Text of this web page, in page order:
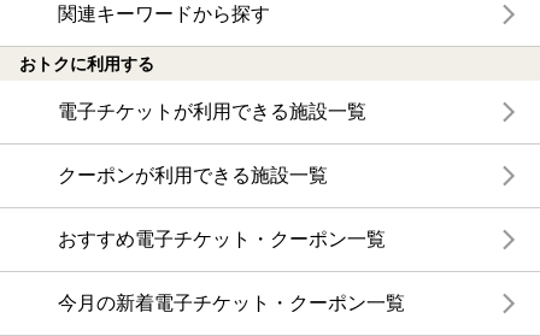
関連キーワードから探す
おトクに利用する
電子チケットが利用できる施設一覧
クーポンが利用できる施設一覧
おすすめ電子チケット・クーポン一覧
今月の新着電子チケット・クーポン一覧